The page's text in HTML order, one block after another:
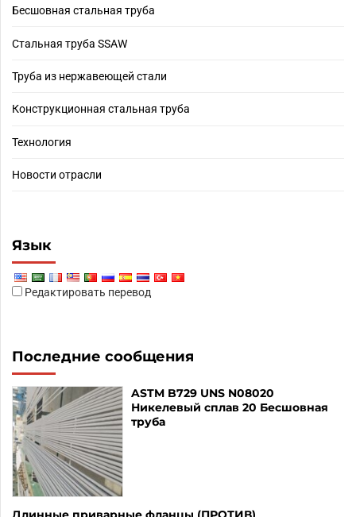
Бесшовная стальная труба
Стальная труба SSAW
Труба из нержавеющей стали
Конструкционная стальная труба
Технология
Новости отрасли
Язык
Редактировать перевод
Последние сообщения
ASTM B729 UNS N08020
Никелевый сплав 20 Бесшовная
труба